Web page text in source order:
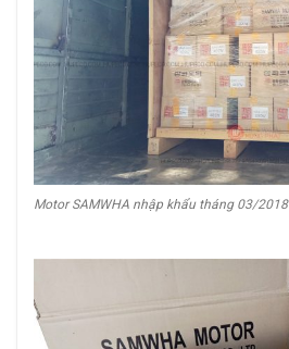
Motor SAMWHA nhập khẩu tháng 03/2018